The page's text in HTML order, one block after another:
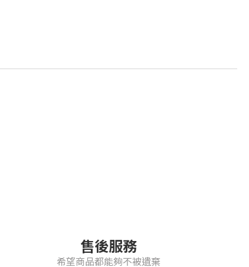
售後服務
希望商品都能夠不被遺棄